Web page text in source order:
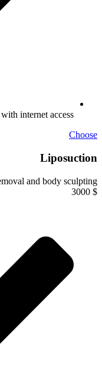
internet access
Choose
Liposuction
and body sculpting.
$
3000